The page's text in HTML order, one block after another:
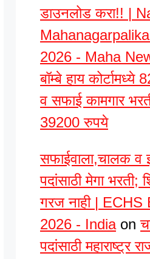
डाउनलोड करा!! |
2026 - Maha
बॉम्बे हाय कोर्टामध्ये
व सफाई कामगार
39200 रुपये
सफाईवाला,चालक व
पदांसाठी मेगा भरती;
गरज नाही | ECHS
2026 - Indiaon
पदांसाठी महाराष्ट्र